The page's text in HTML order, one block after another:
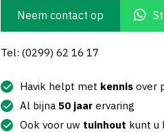
Neem contact op
Tel: (0299) 62 16 17
Havik helpt met kennis over
Al bijna 50 jaar ervaring
Ook voor uw tuinhout kunt u